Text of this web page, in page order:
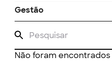
Gestão
Não foram